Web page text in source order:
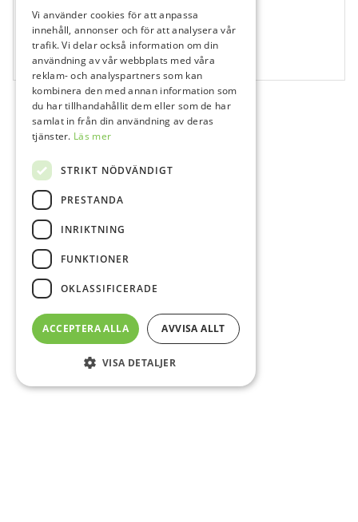
811108
Garant Blandningsspets Lila, 50 st
50 st
Vi använder cookies för att anpassa
innehåll, annonser och för att analysera vår
trafik. Vi delar också information om din
användning av vår webbplats med våra
reklam- och analyspartners som kan
kombinera den med annan information som
du har tillhandahållit dem eller som de har
samlat in från din användning av deras
tjänster. Läs mer
STRIKT NÖDVÄNDIGT
PRESTANDA
INRIKTNING
FUNKTIONER
OKLASSIFICERADE
ACCEPTERA ALLA AVVISA ALLT
VISA DETALJER